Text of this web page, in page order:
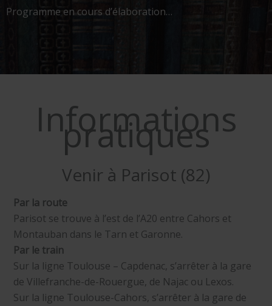
Programme en cours d’élaboration…
Informations
pratiques
Venir à Parisot (82)
Par la route
Parisot se trouve à l’est de l’A20 entre Cahors et
Montauban dans le Tarn et Garonne.
Par le train
Sur la ligne Toulouse – Capdenac, s’arrêter à la gare
de Villefranche-de-Rouergue, de Najac ou Lexos.
Sur la ligne Toulouse-Cahors, s’arrêter à la gare de